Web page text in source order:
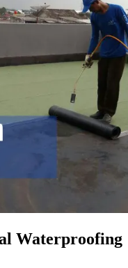
Waterproofing